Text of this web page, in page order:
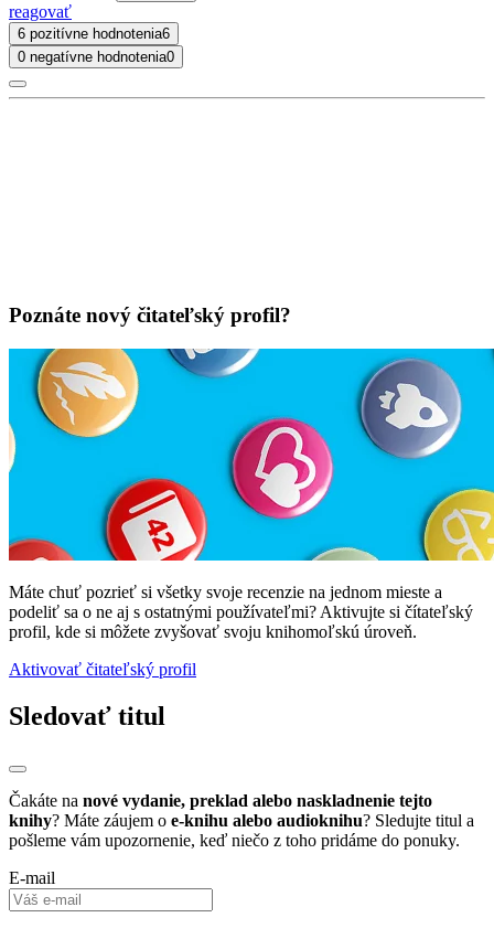
reagovať
6 pozitívne hodnotenia6
0 negatívne hodnotenia0
Poznáte nový čitateľský profil?
Máte chuť pozrieť si všetky svoje recenzie na jednom mieste a
podeliť sa o ne aj s ostatnými používateľmi? Aktivujte si čítateľský
profil, kde si môžete zvyšovať svoju knihomoľskú úroveň.
Aktivovať čitateľský profil
Sledovať titul
Čakáte na nové vydanie, preklad alebo naskladnenie tejto
knihy? Máte záujem o e-knihu alebo audioknihu? Sledujte titul a
pošleme vám upozornenie, keď niečo z toho pridáme do ponuky.
E-mail